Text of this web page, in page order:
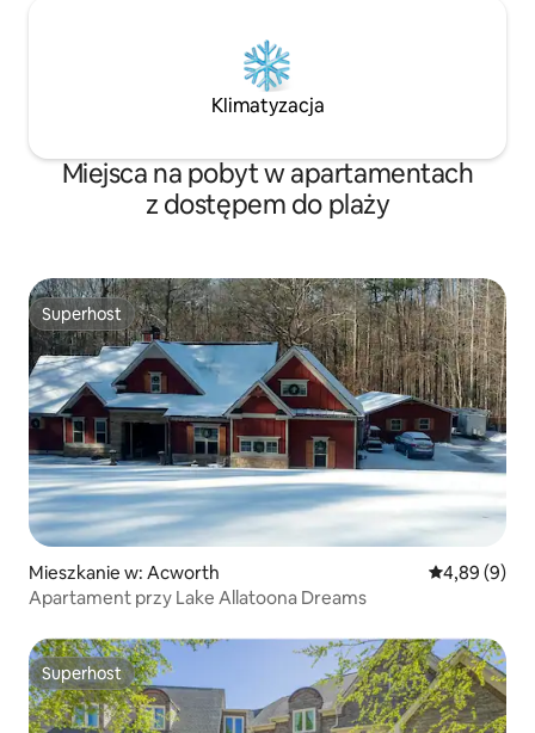
Klimatyzacja
Miejsca na pobyt w apartamentach
z dostępem do plaży
Superhost
Superhost
Mieszkanie w: Acworth Średnia
4,89 (9)
Apartament przy Lake Allatoona Dreams
Superhost
Superhost